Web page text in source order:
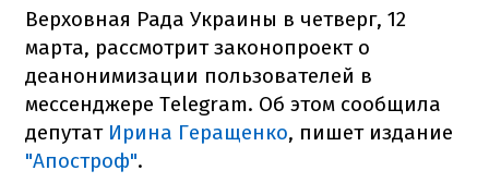
Верховная Рада Украины в четверг, 12
марта, рассмотрит законопроект о
деанонимизации пользователей в
мессенджере Telegram. Об этом сообщила
депутат Ирина Геращенко, пишет издание
"Апостроф".